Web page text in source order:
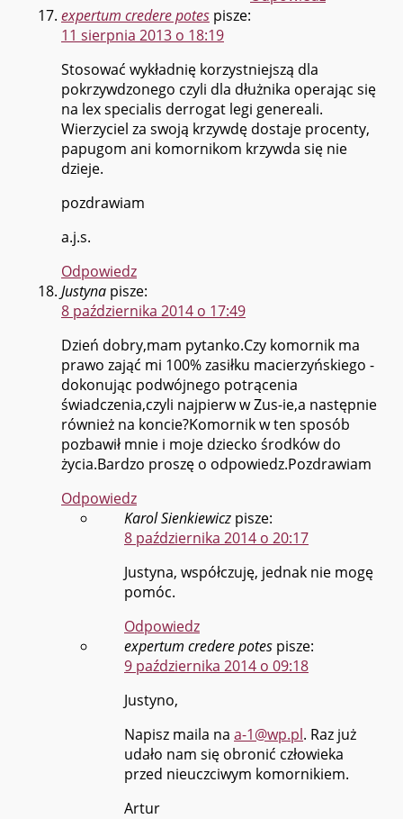
expertum credere potes pisze:
11 sierpnia 2013 o 18:19
Stosować wykładnię korzystniejszą dla
pokrzywdzonego czyli dla dłużnika operając się
na lex specialis derrogat legi genereali.
Wierzyciel za swoją krzywdę dostaje procenty,
papugom ani komornikom krzywda się nie
dzieje.
pozdrawiam
a.j.s.
Odpowiedz
Justyna pisze:
8 października 2014 o 17:49
Dzień dobry,mam pytanko.Czy komornik ma
prawo zająć mi 100% zasiłku macierzyńskiego -
dokonując podwójnego potrącenia
świadczenia,czyli najpierw w Zus-ie,a następnie
również na koncie?Komornik w ten sposób
pozbawił mnie i moje dziecko środków do
życia.Bardzo proszę o odpowiedz.Pozdrawiam
Odpowiedz
Karol Sienkiewicz pisze:
8 października 2014 o 20:17
Justyna, współczuję, jednak nie mogę
pomóc.
Odpowiedz
expertum credere potes pisze:
9 października 2014 o 09:18
Justyno,
Napisz maila na a-1@wp.pl. Raz już
udało nam się obronić człowieka
przed nieuczciwym komornikiem.
Artur